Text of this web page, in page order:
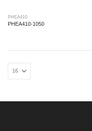
PHEA410
PHEA410-1050